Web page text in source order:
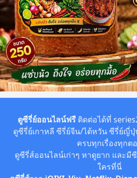
ตูซีรี่ย์ออนไลน์ฟรีติดต่อได้ที่
ดูซีรี่ย์เกาหลี ซีรี่ย์จีน/ไต้หวัน ซีรี่ย์ญี่ปุ่
ครบทุกเรื่องทุกต
ดูซีรี่ส์ออนไลน์เก่าๆ หาดูยาก และมี
ใครที่นี่